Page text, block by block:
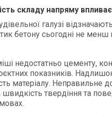
складу напряму
галузі
бетону сьогодні не
недостатньо цементу,
показників.
матеріалу. Неправильне
твердіння та